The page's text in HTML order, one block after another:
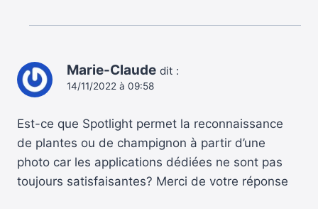
Marie-Claude dit :
14/11/2022 à 09:58
Est-ce que Spotlight permet la reconnaissance
de plantes ou de champignon à partir d’une
photo car les applications dédiées ne sont pas
toujours satisfaisantes? Merci de votre réponse